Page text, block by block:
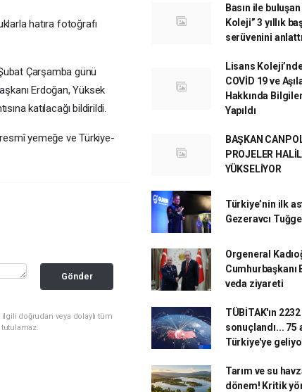
hatıra fotoğrafı
Çarşamba günü
Erdoğan, Yüksek
katılacağı bildirildi.
yemeğe ve Türkiye-
Gönder
doğrudan veya dolaylı tüm
Basın ile
Koleji” 3 yıllık
serüvenini anlattı
Lisans
COVİD 19 ve
Hakkında
Yapıldı
BAŞKAN
PROJELER
YÜKSELİYOR
Türkiye’nin ilk
Gezeravcı
Orgeneral
Cumhurbaşkanı
veda ziyareti
TÜBİTAK'ın
sonuçlandı... 75
Türkiye'ye
Tarım ve su
dönem! Kritik